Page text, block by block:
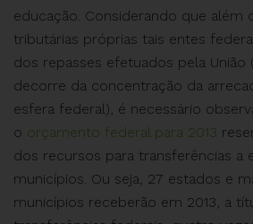
educação. Considerando que além
tributárias próprias tais entes
dos repasses efetuados pela União
decorre da concentração da
esfera federal), é necessário
o orçamento federal para 2013
dos recursos para transferências a
municípios. Ou seja, 27 estados e
municípios receberão em 2013, a